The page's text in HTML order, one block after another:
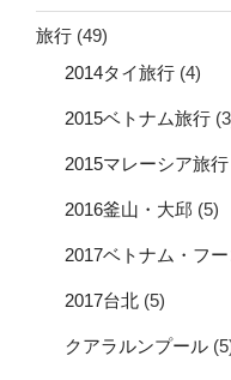
旅行 (49)
2014タイ旅行 (4)
2015ベトナム旅行
2015マレーシア旅行
2016釜山・大邱 (5)
2017ベトナム・フ
2017台北 (5)
クアラルンプール